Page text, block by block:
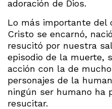
adoración de Dios.
Lo más importante del
Cristo se encarnó,
resucitó por nuestra
episodio de la muerte,
acción con la de
personajes de la
ningún ser humano ha
resucitar.